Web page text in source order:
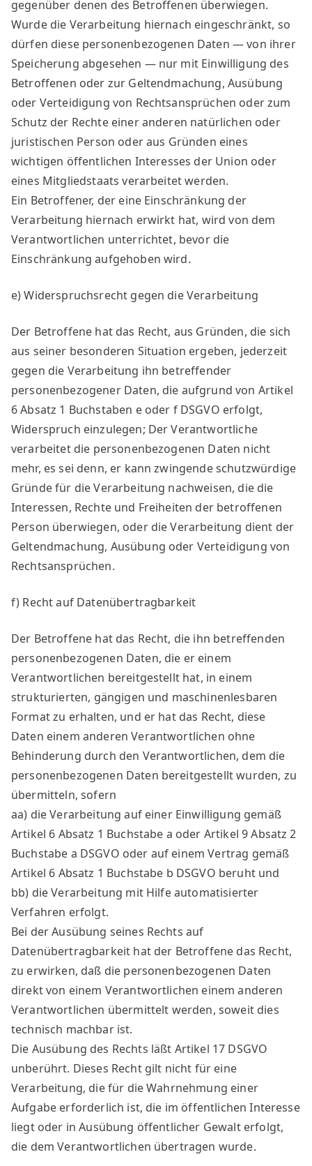
gegenüber denen des Betroffenen überwiegen.
Wurde die Verarbeitung hiernach eingeschränkt, so
dürfen diese personenbezogenen Daten — von ihrer
Speicherung abgesehen — nur mit Einwilligung des
Betroffenen oder zur Geltendmachung, Ausübung
oder Verteidigung von Rechtsansprüchen oder zum
Schutz der Rechte einer anderen natürlichen oder
juristischen Person oder aus Gründen eines
wichtigen öffentlichen Interesses der Union oder
eines Mitgliedstaats verarbeitet werden.
Ein Betroffener, der eine Einschränkung der
Verarbeitung hiernach erwirkt hat, wird von dem
Verantwortlichen unterrichtet, bevor die
Einschränkung aufgehoben wird.
e) Widerspruchsrecht gegen die Verarbeitung
Der Betroffene hat das Recht, aus Gründen, die sich
aus seiner besonderen Situation ergeben, jederzeit
gegen die Verarbeitung ihn betreffender
personenbezogener Daten, die aufgrund von Artikel
6 Absatz 1 Buchstaben e oder f DSGVO erfolgt,
Widerspruch einzulegen; Der Verantwortliche
verarbeitet die personenbezogenen Daten nicht
mehr, es sei denn, er kann zwingende schutzwürdige
Gründe für die Verarbeitung nachweisen, die die
Interessen, Rechte und Freiheiten der betroffenen
Person überwiegen, oder die Verarbeitung dient der
Geltendmachung, Ausübung oder Verteidigung von
Rechtsansprüchen.
f) Recht auf Datenübertragbarkeit
Der Betroffene hat das Recht, die ihn betreffenden
personenbezogenen Daten, die er einem
Verantwortlichen bereitgestellt hat, in einem
strukturierten, gängigen und maschinenlesbaren
Format zu erhalten, und er hat das Recht, diese
Daten einem anderen Verantwortlichen ohne
Behinderung durch den Verantwortlichen, dem die
personenbezogenen Daten bereitgestellt wurden, zu
übermitteln, sofern
aa) die Verarbeitung auf einer Einwilligung gemäß
Artikel 6 Absatz 1 Buchstabe a oder Artikel 9 Absatz 2
Buchstabe a DSGVO oder auf einem Vertrag gemäß
Artikel 6 Absatz 1 Buchstabe b DSGVO beruht und
bb) die Verarbeitung mit Hilfe automatisierter
Verfahren erfolgt.
Bei der Ausübung seines Rechts auf
Datenübertragbarkeit hat der Betroffene das Recht,
zu erwirken, daß die personenbezogenen Daten
direkt von einem Verantwortlichen einem anderen
Verantwortlichen übermittelt werden, soweit dies
technisch machbar ist.
Die Ausübung des Rechts läßt Artikel 17 DSGVO
unberührt. Dieses Recht gilt nicht für eine
Verarbeitung, die für die Wahrnehmung einer
Aufgabe erforderlich ist, die im öffentlichen Interesse
liegt oder in Ausübung öffentlicher Gewalt erfolgt,
die dem Verantwortlichen übertragen wurde.